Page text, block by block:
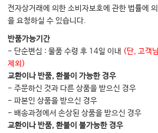
전자상거래에 의한 소비자보호에 관한 법률에
을 요청하실 수 있습니다.
반품가능기간
- 단순변심 : 물품 수령 후 14일 이내 (단, 고객
제외)
교환이나 반품, 환불이 가능한 경우
- 주문하신 것과 다른 상품을 받으신 경우
- 파본인 상품을 받으신 경우
- 배송과정에서 손상된 상품을 받으신 경우
교환이나 반품, 환불이 불가능한 경우